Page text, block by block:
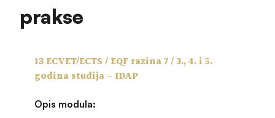
prakse
13 ECVET/ECTS / EQF razina 7 / 3., 4. i 5.
godina studija – IDAP
Opis modula: